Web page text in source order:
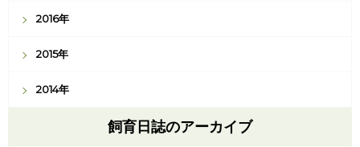
2016年
2015年
2014年
飼育日誌のアーカイブ